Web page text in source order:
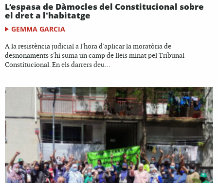
L’espasa de Dàmocles del Constitucional sobre
el dret a l'habitatge
GEMMA GARCIA
A la resistència judicial a l'hora d'aplicar la moratòria de
desnonaments s'hi suma un camp de lleis minat pel Tribunal
Constitucional. En els darrers deu...